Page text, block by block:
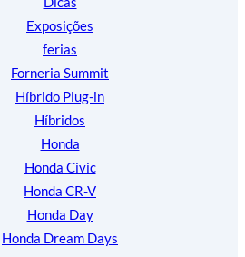
Exposições
ferias
Forneria Summit
Híbrido Plug-in
Híbridos
Honda
Honda Civic
Honda CR-V
Honda Day
Honda Dream Days